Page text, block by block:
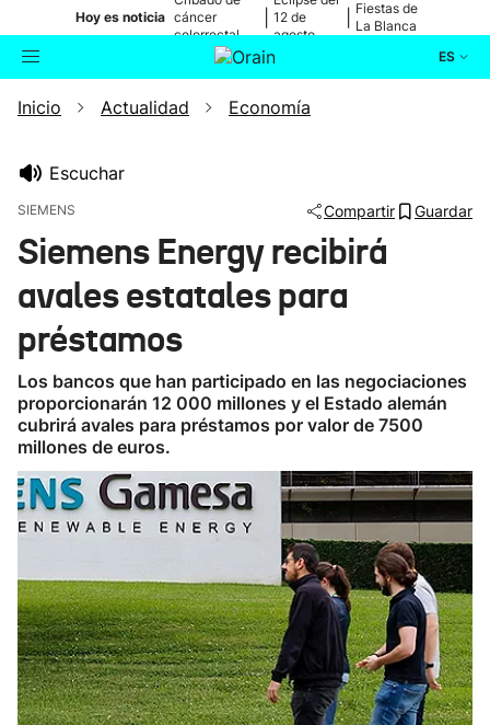
Hoy es noticia cáncer
colorrectal
12 de
agosto
Fiestas de
La Blanca
ES
Buscador Actualidad
Ikusmiran
Inicio Actualidad Economía
Escuchar
SIEMENS Compartir Guardar
Siemens Energy recibirá
avales estatales para
préstamos
Los bancos que han participado en las negociaciones
proporcionarán 12 000 millones y el Estado alemán
cubrirá avales para préstamos por valor de 7500
millones de euros.